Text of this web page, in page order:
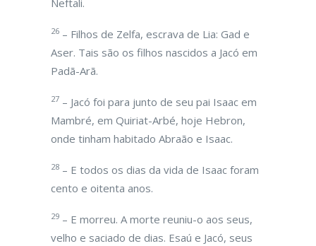
Neftali.
26 – Filhos de Zelfa, escrava de Lia: Gad e
Aser. Tais são os filhos nascidos a Jacó em
Padã-Arã.
27 – Jacó foi para junto de seu pai Isaac em
Mambré, em Quiriat-Arbé, hoje Hebron,
onde tinham habitado Abraão e Isaac.
28 – E todos os dias da vida de Isaac foram
cento e oitenta anos.
29 – E morreu. A morte reuniu-o aos seus,
velho e saciado de dias. Esaú e Jacó, seus